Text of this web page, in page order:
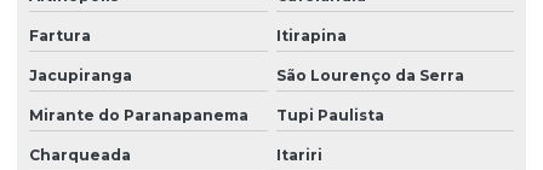
Fartura Itirapina
Jacupiranga São Lourenço da Serra
Mirante do Paranapanema Tupi Paulista
Charqueada Itariri